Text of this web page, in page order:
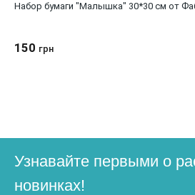
Набор бумаги "Малышка" 30*30 см от
150 грн
Узнавайте первыми о
новинках!